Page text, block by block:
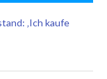
‚Ich kaufe